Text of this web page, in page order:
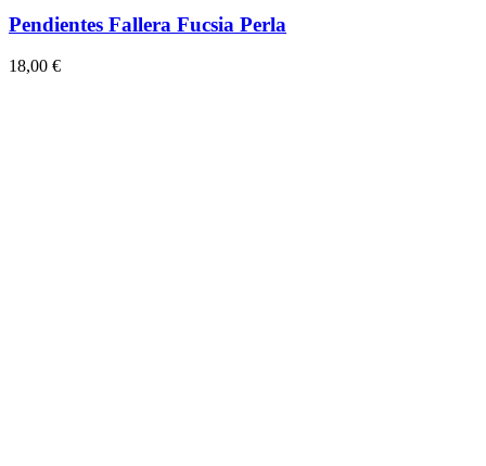
Pendientes Fallera Fucsia Perla
18,00 €